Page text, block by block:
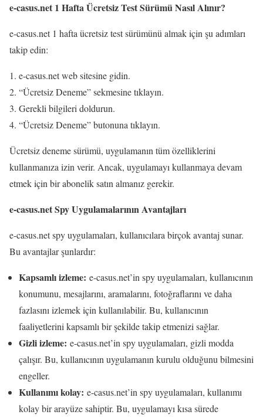
e-casus.net 1 Hafta Ücretsiz Test Sürümü Nasıl Alınır?
e-casus.net 1 hafta ücretsiz test sürümünü almak için şu adımları
takip edin:
e-casus.net web sitesine gidin.
“Ücretsiz Deneme” sekmesine tıklayın.
Gerekli bilgileri doldurun.
“Ücretsiz Deneme” butonuna tıklayın.
Ücretsiz deneme sürümü, uygulamanın tüm özelliklerini
kullanmanıza izin verir. Ancak, uygulamayı kullanmaya devam
etmek için bir abonelik satın almanız gerekir.
e-casus.net Spy Uygulamalarının Avantajları
e-casus.net spy uygulamaları, kullanıcılara birçok avantaj sunar.
Bu avantajlar şunlardır:
Kapsamlı izleme: e-casus.net’in spy uygulamaları, kullanıcının
konumunu, mesajlarını, aramalarını, fotoğraflarını ve daha
fazlasını izlemek için kullanılabilir. Bu, kullanıcının
faaliyetlerini kapsamlı bir şekilde takip etmenizi sağlar.
Gizli izleme: e-casus.net’in spy uygulamaları, gizli modda
çalışır. Bu, kullanıcının uygulamanın kurulu olduğunu bilmesini
engeller.
Kullanımı kolay: e-casus.net’in spy uygulamaları, kullanımı
kolay bir arayüze sahiptir. Bu, uygulamayı kısa sürede